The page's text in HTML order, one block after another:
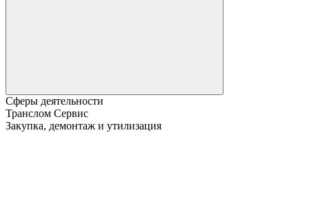
Сферы деятельности
Транслом Сервис
Закупка, демонтаж и утилизация